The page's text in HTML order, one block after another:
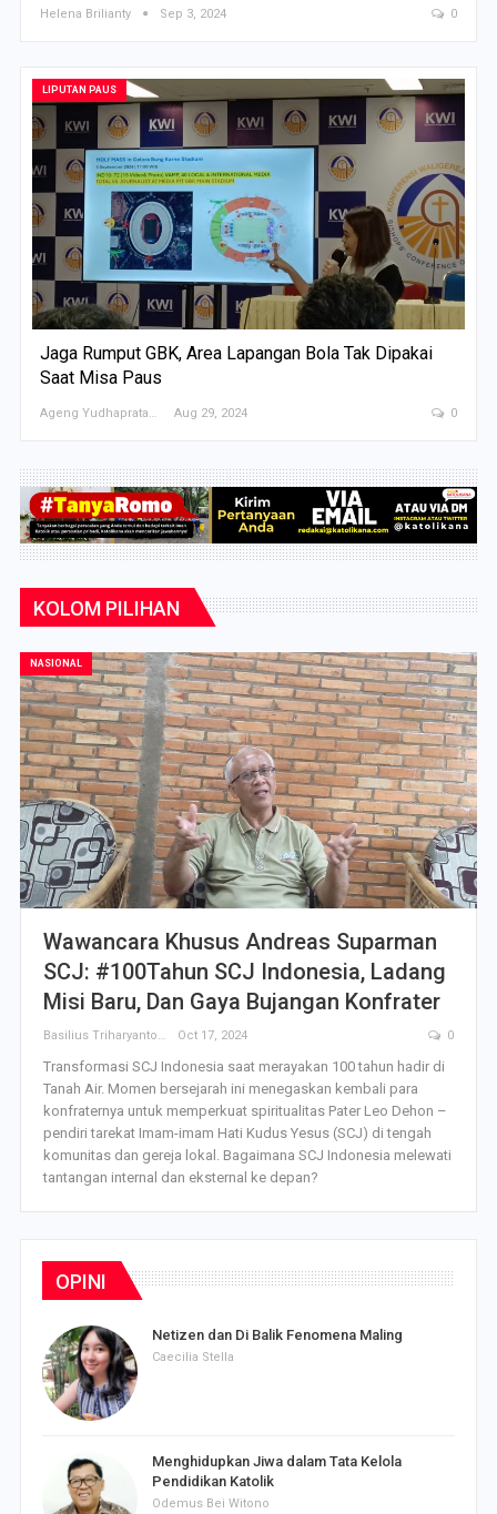
Helena Brilianty Sep 3, 2024 0
LIPUTAN PAUS
Jaga Rumput GBK, Area Lapangan Bola Tak Dipakai
Saat Misa Paus
Ageng Yudhapratama Aug 29, 2024 0
KOLOM PILIHAN
NASIONAL
Wawancara Khusus Andreas Suparman
SCJ: #100Tahun SCJ Indonesia, Ladang
Misi Baru, Dan Gaya Bujangan Konfrater
Basilius Triharyanto Oct 17, 2024 0
Transformasi SCJ Indonesia saat merayakan 100 tahun hadir di
Tanah Air. Momen bersejarah ini menegaskan kembali para
konfraternya untuk memperkuat spiritualitas Pater Leo Dehon –
pendiri tarekat Imam-imam Hati Kudus Yesus (SCJ) di tengah
komunitas dan gereja lokal. Bagaimana SCJ Indonesia melewati
tantangan internal dan eksternal ke depan?
OPINI
Netizen dan Di Balik Fenomena Maling
Caecilia Stella
Menghidupkan Jiwa dalam Tata Kelola
Pendidikan Katolik
Odemus Bei Witono